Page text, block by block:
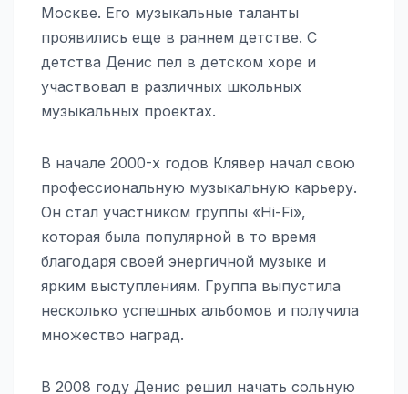
Москве. Его музыкальные таланты
проявились еще в раннем детстве. С
детства Денис пел в детском хоре и
участвовал в различных школьных
музыкальных проектах.
В начале 2000-х годов Клявер начал свою
профессиональную музыкальную карьеру.
Он стал участником группы «Hi-Fi»,
которая была популярной в то время
благодаря своей энергичной музыке и
ярким выступлениям. Группа выпустила
несколько успешных альбомов и получила
множество наград.
В 2008 году Денис решил начать сольную